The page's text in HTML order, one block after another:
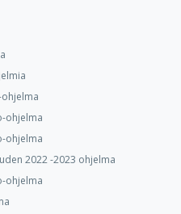
ohjelma
ohjelma
2022 -2023 ohjelma
ohjelma